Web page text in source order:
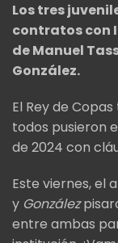
Los tres
contratos con
de Manuel
González.
El Rey de
todos pusieron
de 2024 con
Este viernes, el
y González
entre ambas